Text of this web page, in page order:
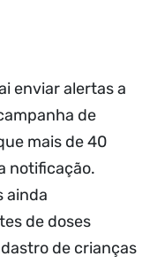
enviar alertas a
de
mais de 40
notificação.
ainda
de doses
de crianças